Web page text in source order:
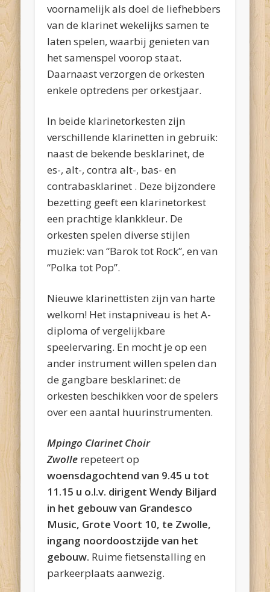
voornamelijk als doel de liefhebbers
van de klarinet wekelijks samen te
laten spelen, waarbij genieten van
het samenspel voorop staat.
Daarnaast verzorgen de orkesten
enkele optredens per orkestjaar.
In beide klarinetorkesten zijn
verschillende klarinetten in gebruik:
naast de bekende besklarinet, de
es-, alt-, contra alt-, bas- en
contrabasklarinet . Deze bijzondere
bezetting geeft een klarinetorkest
een prachtige klankkleur. De
orkesten spelen diverse stijlen
muziek: van “Barok tot Rock”, en van
“Polka tot Pop”.
Nieuwe klarinettisten zijn van harte
welkom! Het instapniveau is het A-
diploma of vergelijkbare
speelervaring. En mocht je op een
ander instrument willen spelen dan
de gangbare besklarinet: de
orkesten beschikken voor de spelers
over een aantal huurinstrumenten.
Mpingo Clarinet Choir
Zwolle repeteert op
woensdagochtend van 9.45 u tot
11.15 u o.l.v. dirigent Wendy Biljard
in het gebouw van Grandesco
Music, Grote Voort 10, te Zwolle,
ingang noordoostzijde van het
gebouw. Ruime fietsenstalling en
parkeerplaats aanwezig.